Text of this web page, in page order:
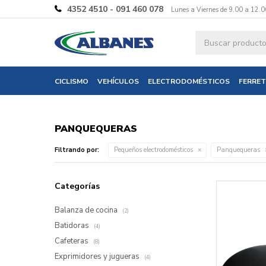
CICLISMO VEHÍCULOS ELECTRODOMÉSTICOS
4352 4510 - 091 460 078 Lunes a Viernes de 9.00 a
PANQUEQUERAS
Filtrando por: Pequeños electrodomésticos Panquequeras
Categorías
Balanza de cocina (2)
Batidoras (4)
Cafeteras (8)
Exprimidores y jugueras (4)